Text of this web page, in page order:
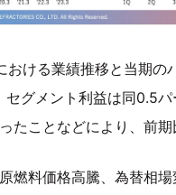
おける業績推移と当期
セグメント利益は同0.5
たことなどにより、前期
燃料価格高騰、為替相